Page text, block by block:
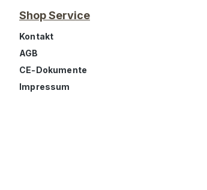
Shop Service
Kontakt
AGB
CE-Dokumente
Impressum